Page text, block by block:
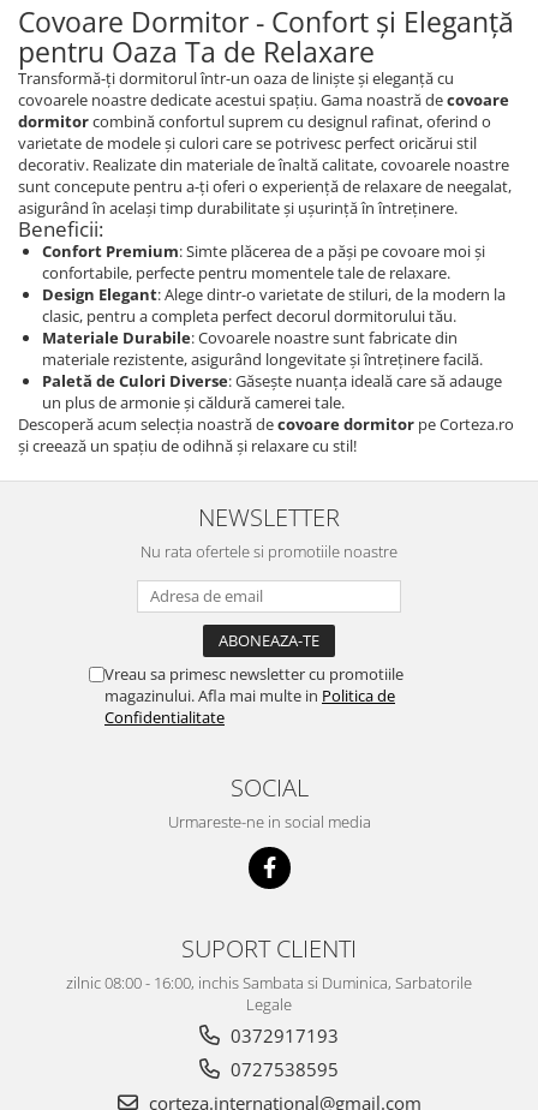
Covoare Dormitor - Confort și Eleganță
pentru Oaza Ta de Relaxare
Transformă-ți dormitorul într-un oaza de liniște și eleganță cu
covoarele noastre dedicate acestui spațiu. Gama noastră decovoare
dormitorcombină confortul suprem cu designul rafinat, oferind o
varietate de modele și culori care se potrivesc perfect oricărui stil
decorativ. Realizate din materiale de înaltă calitate, covoarele noastre
sunt concepute pentru a-ți oferi o experiență de relaxare de neegalat,
asigurând în același timp durabilitate și ușurință în întreținere.
Beneficii:
Confort Premium: Simte plăcerea de a păși pe covoare moi și
confortabile, perfecte pentru momentele tale de relaxare.
Design Elegant: Alege dintr-o varietate de stiluri, de la modern la
clasic, pentru a completa perfect decorul dormitorului tău.
Materiale Durabile: Covoarele noastre sunt fabricate din
materiale rezistente, asigurând longevitate și întreținere facilă.
Paletă de Culori Diverse: Găsește nuanța ideală care să adauge
un plus de armonie și căldură camerei tale.
Descoperă acum selecția noastră decovoare dormitor pe Corteza.ro
și creează un spațiu de odihnă și relaxare cu stil!
NEWSLETTER
Nu rata ofertele si promotiile noastre
Vreau sa primesc newsletter cu promotiile
magazinului. Afla mai multe in Politica de
Confidentialitate
SOCIAL
Urmareste-ne in social media
SUPORT CLIENTI
zilnic 08:00 - 16:00, inchis Sambata si Duminica, Sarbatorile
Legale
0372917193
0727538595
corteza.international@gmail.com